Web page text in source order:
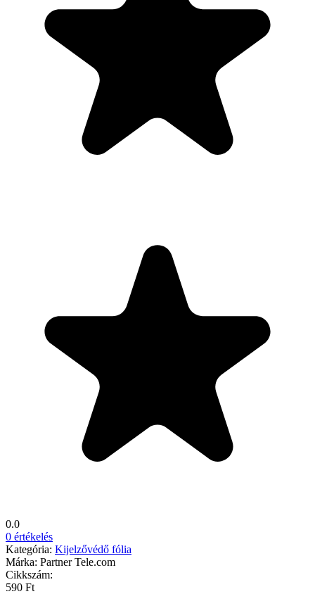
0.0
0 értékelés
Kategória: Kijelzővédő fólia
Márka: Partner Tele.com
Cikkszám:
590 Ft